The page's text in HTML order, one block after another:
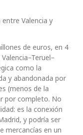
Valencia y
de euros, en 4
como la
y abandonada por
(menos de la
por completo. No
es la conexión
y podría ser
mercancías en un